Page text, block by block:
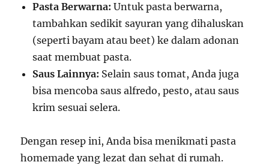
Pasta Berwarna: Untuk pasta berwarna,
tambahkan sedikit sayuran yang dihaluskan
(seperti bayam atau beet) ke dalam adonan
saat membuat pasta.
Saus Lainnya: Selain saus tomat, Anda juga
bisa mencoba saus alfredo, pesto, atau saus
krim sesuai selera.
Dengan resep ini, Anda bisa menikmati pasta
homemade yang lezat dan sehat di rumah.